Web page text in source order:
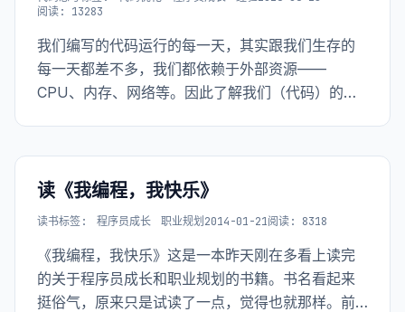
阅读: 13283
我们编写的代码运行的每一天，其实跟我们生存的
每一天都差不多，我们都依赖于外部资源——
CPU、内存、网络等。因此了解我们（代码）的生
险是必要的。
读《我编程，我快乐》
读书标签: 程序员成长 职业规划 2014-01-21阅读: 8318
《我编程，我快乐》这是一本昨天刚在多看上读完
的关于程序员成长和职业规划的书籍。书名看起来
挺俗气，原来只是试读了一点，觉得也就那样。前